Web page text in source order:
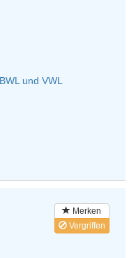
und VWL
Merken
Vergriffen